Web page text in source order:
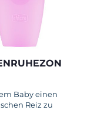
Baby einen
Reiz zu